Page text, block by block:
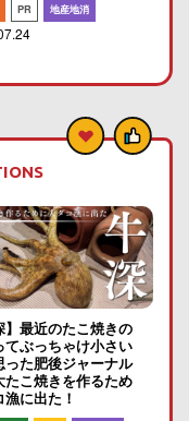
PR 地産地消
】最近のたこ焼きの
てぶっちゃけ小さい
った肥後ジャーナル
たこ焼きを作るため
漁に出た！